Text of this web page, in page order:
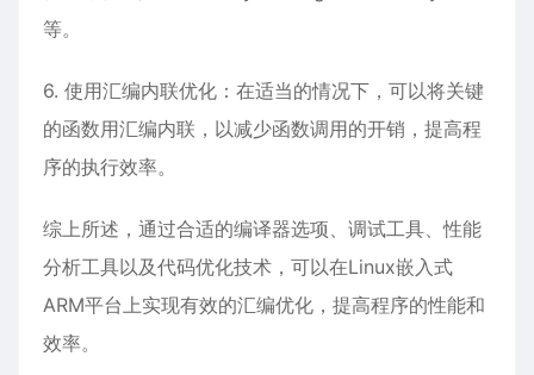
等。
6. 使用汇编内联优化：在适当的情况下，可以将关键
的函数用汇编内联，以减少函数调用的开销，提高程
序的执行效率。
综上所述，通过合适的编译器选项、调试工具、性能
分析工具以及代码优化技术，可以在Linux嵌入式
ARM平台上实现有效的汇编优化，提高程序的性能和
效率。